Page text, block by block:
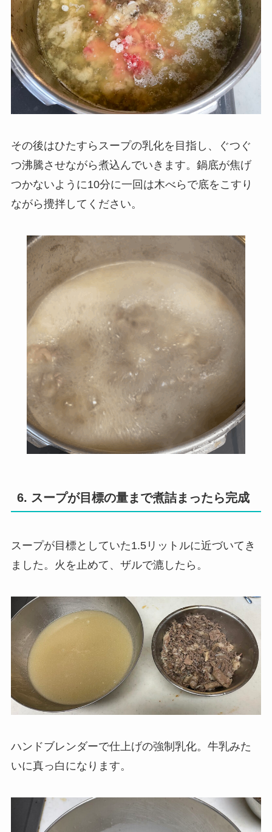
その後はひたすらスープの乳化を目指し、ぐつぐ
つ沸騰させながら煮込んでいきます。鍋底が焦げ
つかないように10分に一回は木べらで底をこすり
ながら攪拌してください。
6. スープが目標の量まで煮詰まったら完成
スープが目標としていた1.5リットルに近づいてき
ました。火を止めて、ザルで漉したら。
ハンドブレンダーで仕上げの強制乳化。牛乳みた
いに真っ白になります。